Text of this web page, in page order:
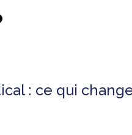
: ce qui